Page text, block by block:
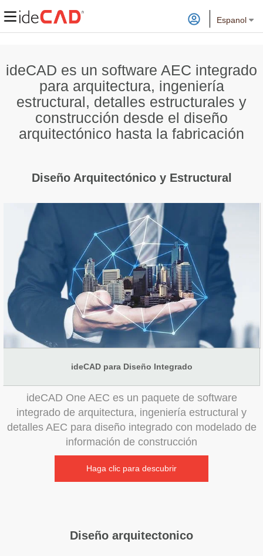
Espanol
ideCAD es un software AEC integrado
para arquitectura, ingeniería
estructural, detalles estructurales y
construcción desde el diseño
arquitectónico hasta la fabricación
Diseño Arquitectónico y Estructural
ideCAD para Diseño Integrado
ideCAD One AEC es un paquete de software
integrado de arquitectura, ingeniería estructural y
detalles AEC para diseño integrado con modelado de
información de construcción
Haga clic para descubrir
Diseño arquitectonico